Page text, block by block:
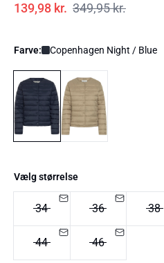
139,98 kr. 349,95 kr.
Farve: Copenhagen Night / Blue
Vælg størrelse
34 36 38
44 46